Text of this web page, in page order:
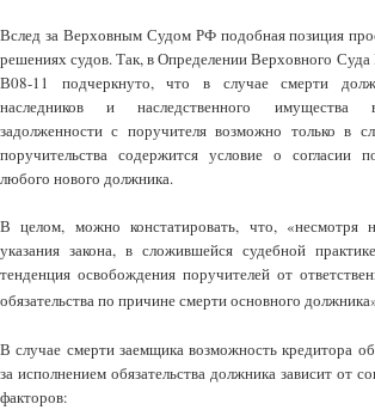
Вслед за Верховным Судом РФ подобная позиция
решениях судов. Так, в Определении Верховного
В08-11 подчеркнуто, что в случае смерти
наследников и наследственного имущества
задолженности с поручителя возможно только в
поручительства содержится условие о согласии
любого нового должника.
В целом, можно констатировать, что, «несмотря
указания закона, в сложившейся судебной
тенденция освобождения поручителей от
обязательства по причине смерти основного
В случае смерти заемщика возможность кредитора
за исполнением обязательства должника зависит от
факторов: